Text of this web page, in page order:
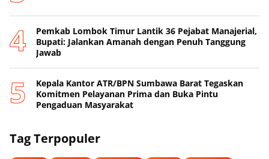
Pemkab Lombok Timur Lantik 36 Pejabat Manajerial,
Bupati: Jalankan Amanah dengan Penuh Tanggung
Jawab
Kepala Kantor ATR/BPN Sumbawa Barat Tegaskan
Komitmen Pelayanan Prima dan Buka Pintu
Pengaduan Masyarakat
Tag Terpopuler